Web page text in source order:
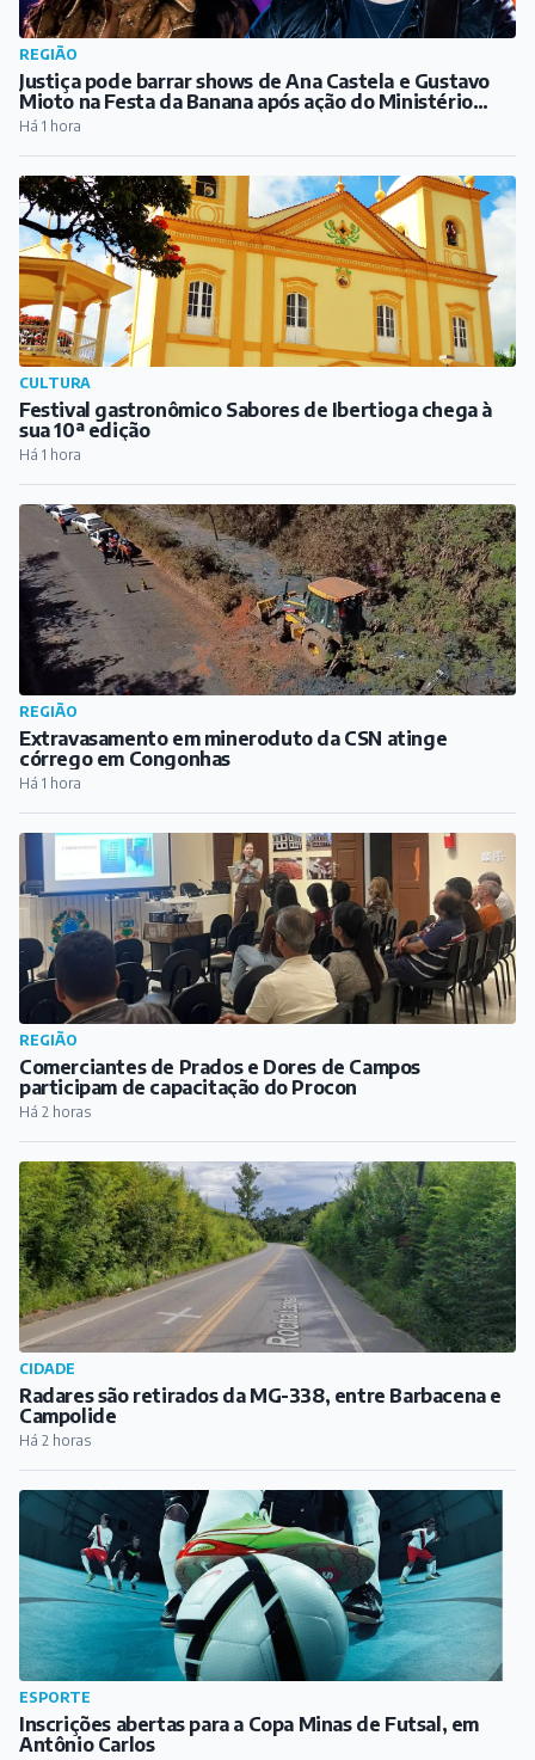
CULTURA
Festival gastronômico Sabores de Ibertioga chega à
sua 10ª edição
Há 1 hora
REGIÃO
Extravasamento em mineroduto da CSN atinge
córrego em Congonhas
Há 1 hora
REGIÃO
Comerciantes de Prados e Dores de Campos
participam de capacitação do Procon
Há 2 horas
CIDADE
Radares são retirados da MG-338, entre Barbacena e
Campolide
Há 2 horas
ESPORTE
Inscrições abertas para a Copa Minas de Futsal, em
Antônio Carlos
Há 3 horas
EDUCAÇÃO
EPCAR conquista o 1º lugar no Ideb 2025 entre